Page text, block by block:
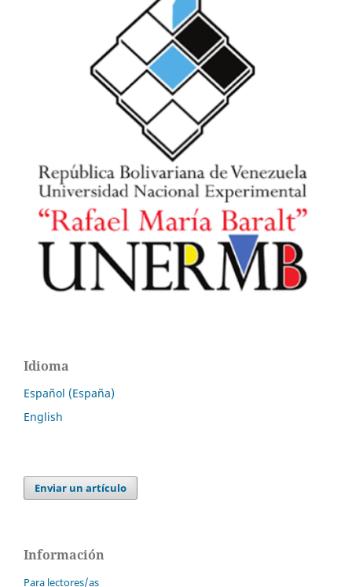
Idioma
Español (España)
English
Enviar un artículo
Información
Para lectores/as